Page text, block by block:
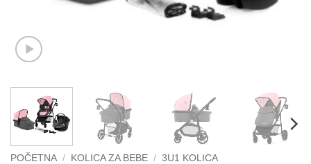
POČETNA / KOLICA ZA BEBE / 3U1 KOLICA